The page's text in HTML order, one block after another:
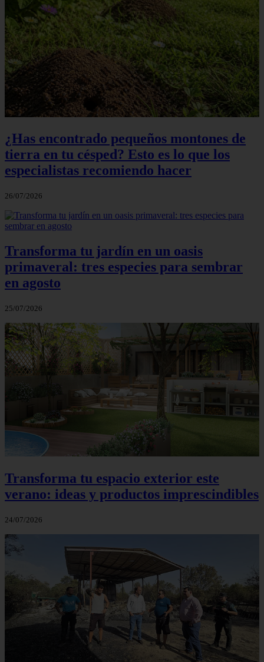
¿Has encontrado pequeños montones de
tierra en tu césped? Esto es lo que los
especialistas recomiendo hacer
26/07/2026
Transforma tu jardín en un oasis
primaveral: tres especies para sembrar
en agosto
25/07/2026
Transforma tu espacio exterior este
verano: ideas y productos imprescindibles
24/07/2026